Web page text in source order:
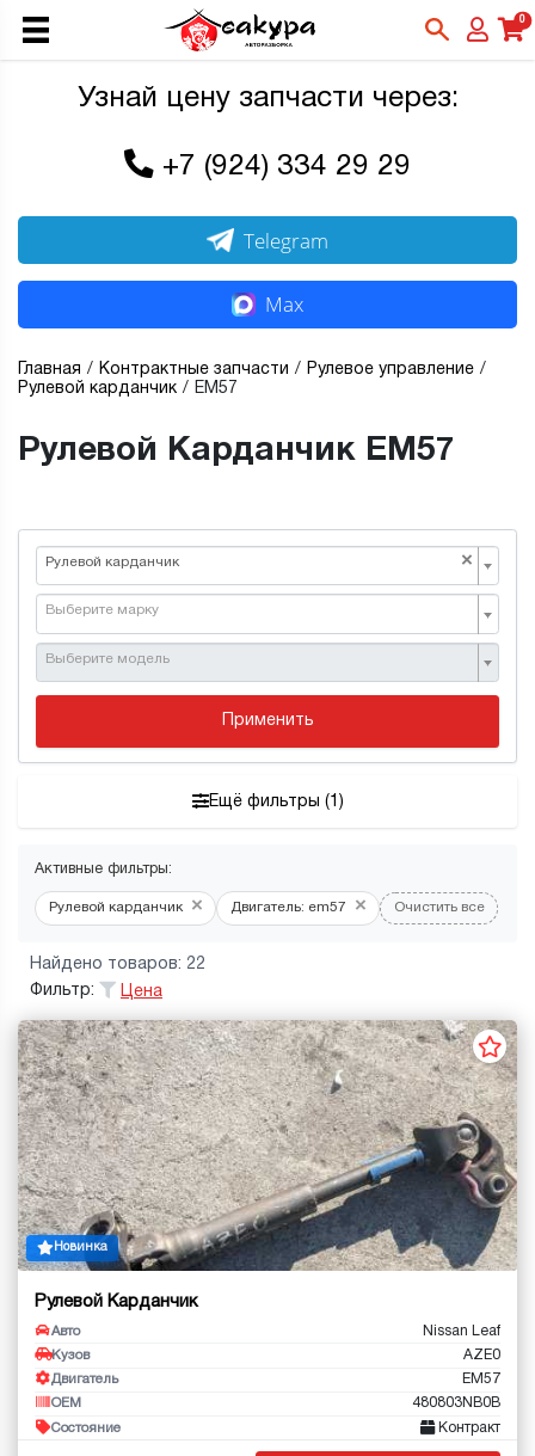
0
Узнай цену запчасти через:
+7 (924) 334 29 29
Telegram
Max
Главная Контрактные запчасти
Рулевое управление
Рулевой карданчик
EM57
Рулевой Карданчик EM57
×
Рулевой карданчик
Выберите марку
Выберите модель
Применить
Ещё фильтры (1)
Активные фильтры:
Рулевой карданчик × Двигатель: em57 × Очистить все
Найдено товаров: 22
Фильтр:
Цена
Новинка
Рулевой Карданчик
Авто Nissan Leaf
Кузов AZE0
Двигатель EM57
OEM 480803NB0B
Состояние Контракт